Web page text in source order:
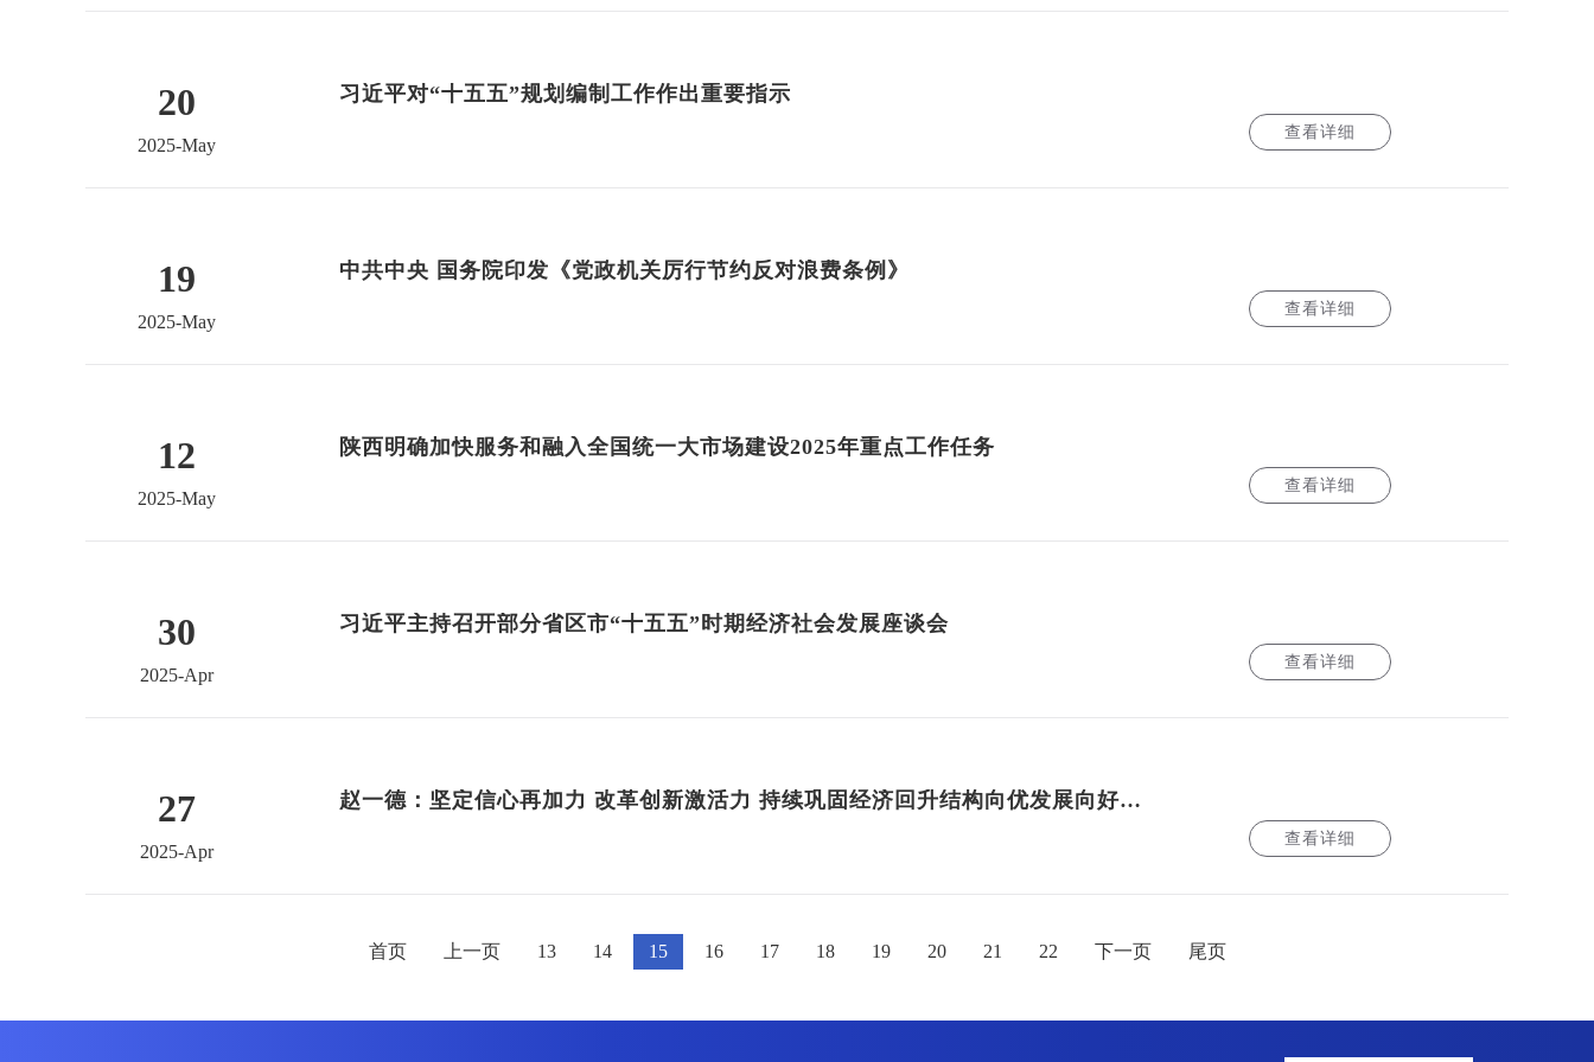
20
2025-May
习近平对“十五五”规划编制工作作出重要指示
查看详细
19
2025-May
中共中央 国务院印发《党政机关厉行节约反对浪费条例》
查看详细
12
2025-May
陕西明确加快服务和融入全国统一大市场建设2025年重点工作任务
查看详细
30
2025-Apr
习近平主持召开部分省区市“十五五”时期经济社会发展座谈会
查看详细
27
2025-Apr
赵一德：坚定信心再加力 改革创新激活力 持续巩固经济回升结构向优发展向好态势
查看详细
首页 上一页 13 14 15 16 17 18 19 20 21 22 下一页 尾页